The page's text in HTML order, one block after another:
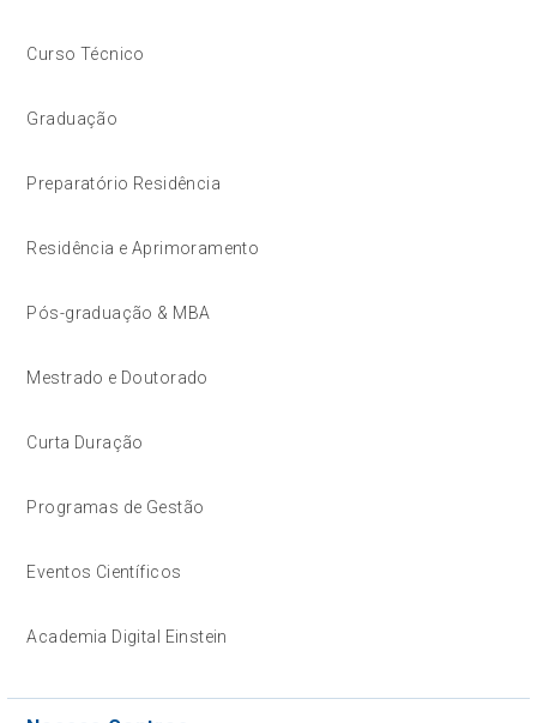
Curso Técnico
Graduação
Preparatório Residência
Residência e Aprimoramento
Pós-graduação & MBA
Mestrado e Doutorado
Curta Duração
Programas de Gestão
Eventos Científicos
Academia Digital Einstein